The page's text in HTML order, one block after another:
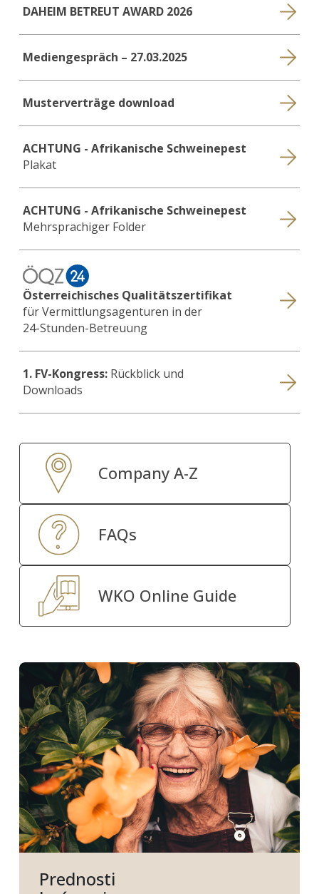
DAHEIM BETREUT AWARD 2026
Mediengespräch – 27.03.2025
Musterverträge download
ACHTUNG - Afrikanische Schweinepest
Plakat
ACHTUNG - Afrikanische Schweinepest
Mehrsprachiger Folder
Österreichisches Qualitätszertifikat
für Vermittlungsagenturen in der
24-Stunden-Betreuung
1. FV-Kongress: Rückblick und
Downloads
Company A-Z
FAQs
WKO Online Guide
Prednosti